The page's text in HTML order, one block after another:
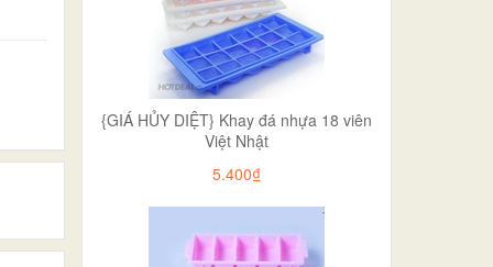
{GIÁ HỦY DIỆT} Khay đá nhựa 18 viên
Việt Nhật
5.400₫